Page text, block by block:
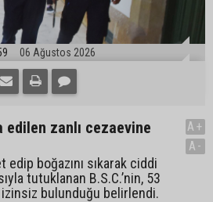
06 Ağustos 2026
zanlı cezaevine
edip boğazını sıkarak ciddi
tutuklanan B.S.C.’nin, 53
izinsiz bulunduğu belirlendi.
A+
A-